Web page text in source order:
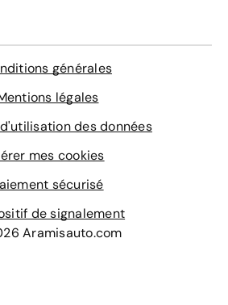
générales
légales
des données
mes cookies
sécurisé
de signalement
Aramisauto.com